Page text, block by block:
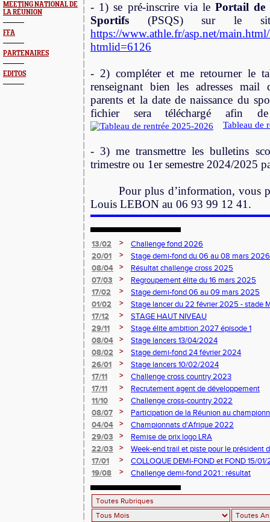
MEETING NATIONAL DE
LA RÉUNION
FFA
PARTENAIRES
EDITOS
- 1) se pré-inscrirevia le Portail de
Sportifs (PSQS) sur le
https://www.athle.fr/asp.net/
htmlid=6126
- 2) compléter et me retourner le
renseignant bien les adresses
parents et la date de naissance du
fichier sera téléchargé afin
Tableau de
- 3) me transmettre les bulletins
trimestre ou 1er semestre 2024/2025
Pour plus d’information, vous
Louis LEBON au 06 93 99 12 41.
13/02 >
Challenge fond 2026
20/01
>
Stage demi-fond du 06 au 08 mars 2026
08/04
>
Résultat challenge cross 2025
07/03
>
Regroupement élite du 16 mars 2025
17/02
>
Stage demi-fond 06 au 09 mars 2025
01/02
>
Stage lancer du 22 février 2025 - stade
17/12
>
STAGE HAUT NIVEAU
29/11
>
Stage élite ambition 2027 épisode 1
08/04
>
Stage lancers 13/04/2024
08/02
>
Stage demi-fond 24 février 2024
26/01
>
Stage lancers 10/02/2024
17/11
>
Challenge cross country 2023
17/11
>
Recrutement agent de développement
11/10
>
Challenge cross-country 2022
08/07
>
Participation de la Réunion au
04/04
>
Championnats d'Afrique 2022
29/03
>
Remise de prix logo LRA
22/03
>
Week-end trail et piste pour le président
PRIANON
17/01 >
COLLOQUE DEMI-FOND et FOND 15/
19/08
> Challenge demi-fond 2021 : résultat